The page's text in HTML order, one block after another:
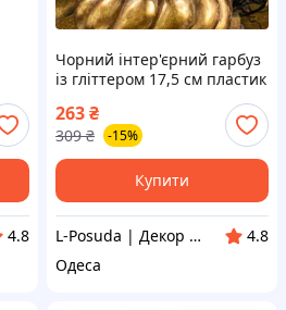
4.8
Чорний інтер'єрний гарбуз
із гліттером 17,5 см пластик
263₴
309 ₴ -15%
Купити
L-Posuda | Декор та посуда для вашего дома
4.8
Одеса